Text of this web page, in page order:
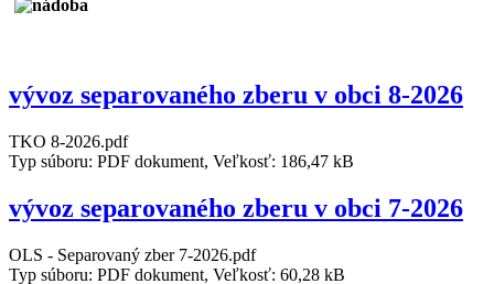
vývoz separovaného zberu v obci 8-2026
TKO 8-2026.pdf
Typ súboru: PDF dokument, Veľkosť: 186,47 kB
vývoz separovaného zberu v obci 7-2026
OLS - Separovaný zber 7-2026.pdf
Typ súboru: PDF dokument, Veľkosť: 60,28 kB